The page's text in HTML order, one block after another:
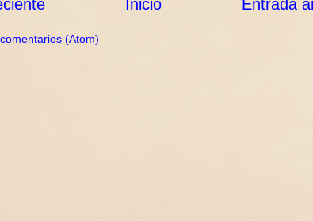
Entrada
Inicio
(Atom)